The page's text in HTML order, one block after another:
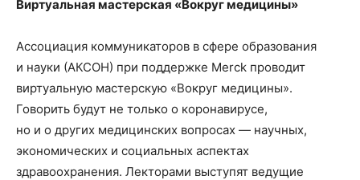
Виртуальная мастерская «Вокруг медицины»
Ассоциация коммуникаторов в сфере образования
и науки (АКСОН) при поддержке Merck проводит
виртуальную мастерскую «Вокруг медицины».
Говорить будут не только о коронавирусе,
но и о других медицинских вопросах — научных,
экономических и социальных аспектах
здравоохранения. Лекторами выступят ведущие